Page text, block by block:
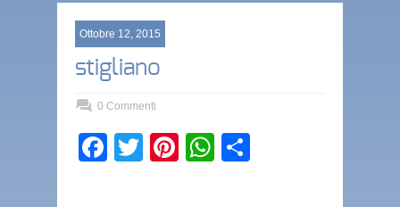
Ottobre 12, 2015
stigliano
0 Commenti
Facebook
TwitterPinterest
WhatsApp